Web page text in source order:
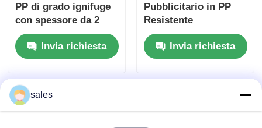
PP di grado ignifuge
con spessore da 2
mm a 10 mm e buona
resistenza alle
intemperie adatta per
Invia richiesta
Pubblicitario in PP
Resistente
Serigrafato, Adatto
per Esposizioni al
Dettaglio, Mostre e
Invia richiesta
sales